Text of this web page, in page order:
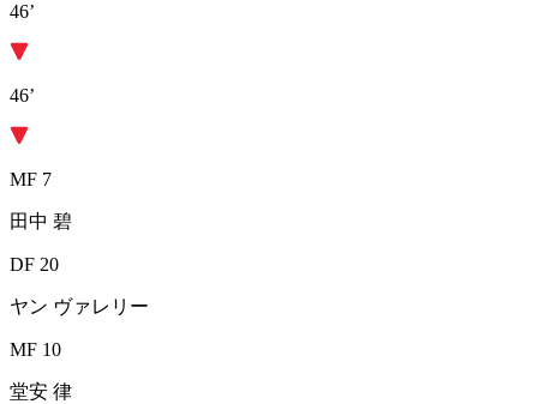
46’
46’
MF 7
田中 碧
DF 20
ヤン ヴァレリー
MF 10
堂安 律